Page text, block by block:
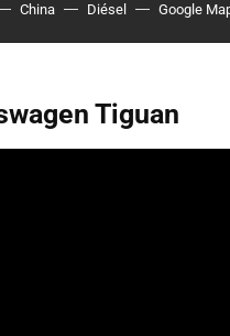
China Diésel Google
Tiguan